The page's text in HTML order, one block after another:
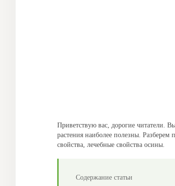
Приветствую вас, дорогие читатели.
растения наиболее полезны.
свойства, лечебные свойства осины.
Содержание статьи